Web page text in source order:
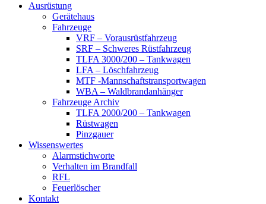
Ausrüstung
Gerätehaus
Fahrzeuge
VRF – Vorausrüstfahrzeug
SRF – Schweres Rüstfahrzeug
TLFA 3000/200 – Tankwagen
LFA – Löschfahrzeug
MTF -Mannschaftstransportwagen
WBA – Waldbrandanhänger
Fahrzeuge Archiv
TLFA 2000/200 – Tankwagen
Rüstwagen
Pinzgauer
Wissenswertes
Alarmstichworte
Verhalten im Brandfall
RFL
Feuerlöscher
Kontakt